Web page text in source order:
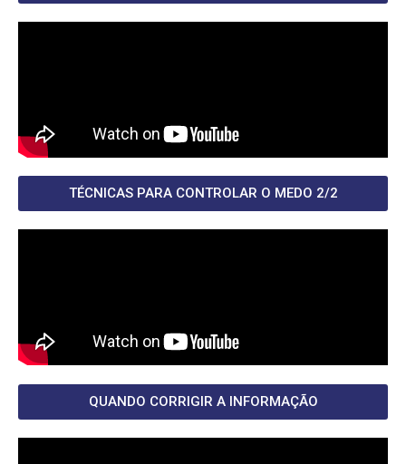
TÉCNICAS PARA CONTROLAR O MEDO 2/2
QUANDO CORRIGIR A INFORMAÇÃO